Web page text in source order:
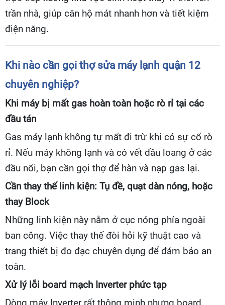
trần nhà, giúp căn hộ mát nhanh hơn và tiết kiệm
điện năng.
Khi nào cần gọi thợ sửa máy lạnh quận 12
chuyên nghiệp?
Khi máy bị mất gas hoàn toàn hoặc rò rỉ tại các
đầu tán
Gas máy lạnh không tự mất đi trừ khi có sự cố rò
rỉ. Nếu máy không lạnh và có vết dầu loang ở các
đầu nối, bạn cần gọi thợ để hàn và nạp gas lại.
Cần thay thế linh kiện: Tụ đề, quạt dàn nóng, hoặc
thay Block
Những linh kiện này nằm ở cục nóng phía ngoài
ban công. Việc thay thế đòi hỏi kỹ thuật cao và
trang thiết bị đo đạc chuyên dụng để đảm bảo an
toàn.
Xử lý lỗi board mạch Inverter phức tạp